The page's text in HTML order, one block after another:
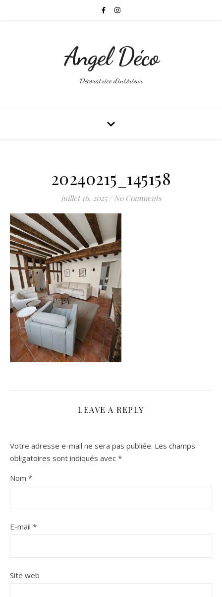
Angel Déco
Décoratrice d'intérieur
20240215_145158
juillet 16, 2025 / No Comments
LEAVE A REPLY
Votre adresse e-mail ne sera pas publiée. Les champs
obligatoires sont indiqués avec *
Nom *
E-mail *
Site web